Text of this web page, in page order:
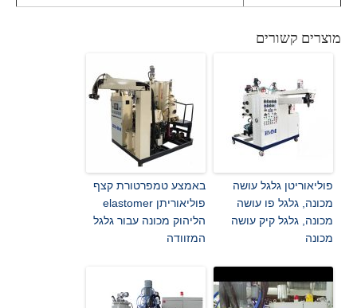
מוצרים קשורים
פוליאוריטן גלגל עושה
מכונה, גלגל פו עושה
מכונה, גלגל קיק עושה
מכונה
באמצע טמפרטורת קצף
פוליאוריתן elastomer
הליהוק מכונה עבור גלגל
המזוודה